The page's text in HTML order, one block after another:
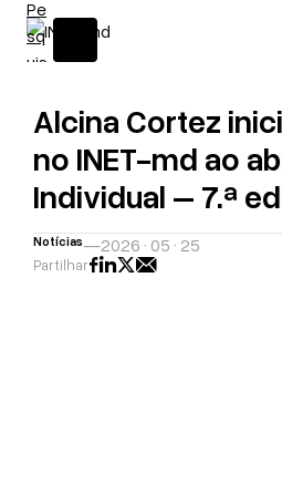
Alcina Cortez
no INET-md ao
Individual – 7.ª
Notícias—2026 · 05 · 25
PartilharAHD R